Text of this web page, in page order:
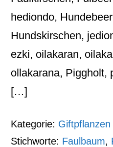
hediondo,
Hundskirschen,
ezki, oilakaran,
ollakarana, Piggholt,
[…]
Kategorie: Giftpflanzen
Stichworte: Faulbaum,